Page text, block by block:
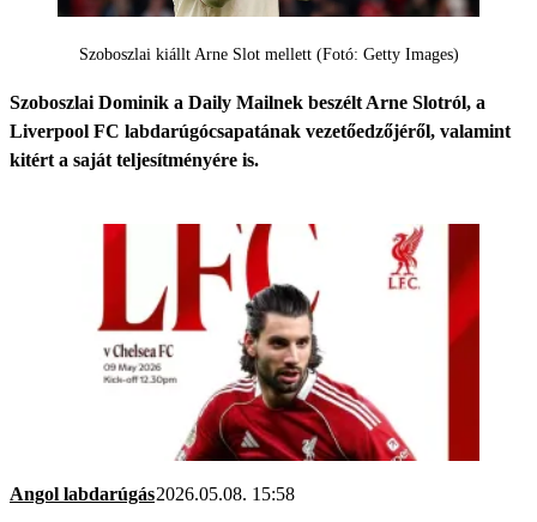
Szoboszlai kiállt Arne Slot mellett (Fotó: Getty Images)
Szoboszlai Dominik a Daily Mailnek beszélt Arne Slotról, a
Liverpool FC labdarúgócsapatának vezetőedzőjéről, valamint
kitért a saját teljesítményére is.
Angol labdarúgás2026.05.08. 15:58